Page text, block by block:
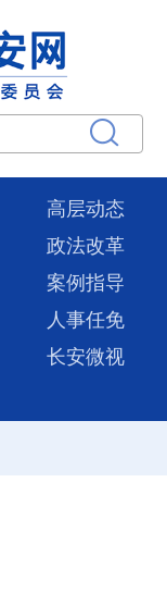
高层动态
政法改革
案例指导
人事任免
长安微视